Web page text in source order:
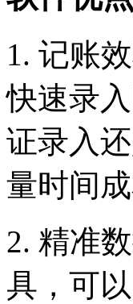
1. 记账
快速录
证录入
量时间成
2. 精准
具，可